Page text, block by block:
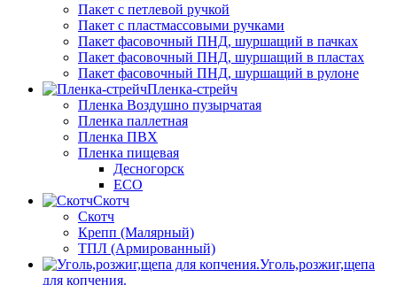
Пакет с петлевой ручкой
Пакет с пластмассовыми ручками
Пакет фасовочный ПНД, шуршащий в пачках
Пакет фасовочный ПНД, шуршащий в пластах
Пакет фасовочный ПНД, шуршащий в рулоне
Пленка-стрейч
Пленка Воздушно пузырчатая
Пленка паллетная
Пленка ПВХ
Пленка пищевая
Десногорск
ECO
Скотч
Скотч
Крепп (Малярный)
ТПЛ (Армированный)
Уголь,розжиг,щепа
для копчения.